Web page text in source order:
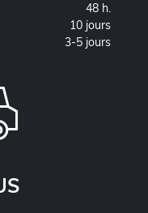
48 h.
10 jours
3-5 jours